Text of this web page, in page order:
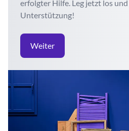
erfolgter Hilfe. Leg jetzt los
Unterstützung!
Weiter